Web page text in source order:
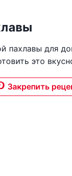
пахлавы для
это
Закрепить